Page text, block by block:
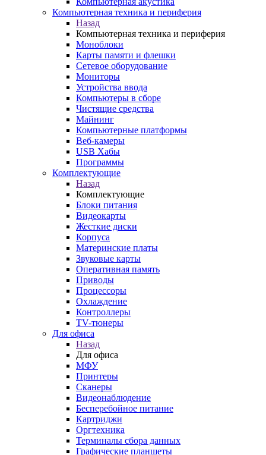
Компьютерная техника и периферия
Назад
Компьютерная техника и периферия
Моноблоки
Карты памяти и флешки
Сетевое оборудование
Мониторы
Устройства ввода
Компьютеры в сборе
Чистящие средства
Майнинг
Компьютерные платформы
Веб-камеры
USB Хабы
Программы
Комплектующие
Назад
Комплектующие
Блоки питания
Видеокарты
Жесткие диски
Корпуса
Материнские платы
Звуковые карты
Оперативная память
Приводы
Процессоры
Охлаждение
Контроллеры
TV-тюнеры
Для офиса
Назад
Для офиса
МФУ
Принтеры
Сканеры
Видеонаблюдение
Бесперебойное питание
Картриджи
Оргтехника
Терминалы сбора данных
Графические планшеты